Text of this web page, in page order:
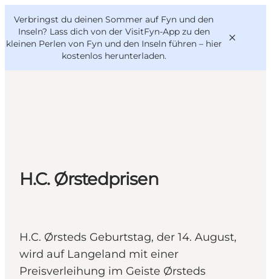
Verbringst du deinen Sommer auf Fyn und den
Inseln? Lass dich von der VisitFyn-App zu den
kleinen Perlen von Fyn und den Inseln führen – hier
kostenlos herunterladen.
Übernachtung
VisitFyn
Deutsch
H.C. Ørstedprisen
H.C. Ørsteds Geburtstag, der 14. August,
wird auf Langeland mit einer
Preisverleihung im Geiste Ørsteds